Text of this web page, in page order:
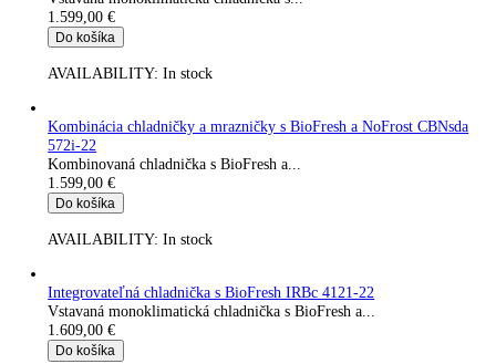
Kombinácia chladničky a mrazničky s BioFresh a NoFrost
573i-22
Kombinovaná chladnicka s BioFresh a...
AVAILABILITY:
Integrovateľná chladnička s BioFresh IRBbi 4050-22
Vstavaná monoklimatická chladnička s...
AVAILABILITY:In stock